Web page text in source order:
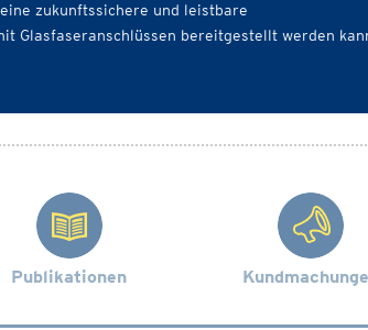
zukunftssichere und leistbare
Glasfaseranschlüssen bereitgestellt werden
Publikationen